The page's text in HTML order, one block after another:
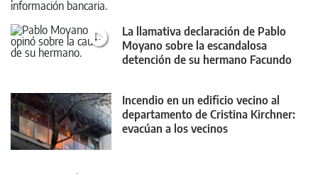
La llamativa declaración de Pablo
Moyano sobre la escandalosa
detención de su hermano Facundo
Incendio en un edificio vecino al
departamento de Cristina Kirchner:
evacúan a los vecinos